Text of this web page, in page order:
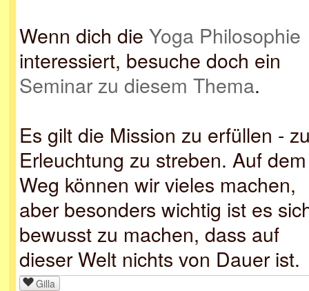
Wenn dich die Yoga Philosophie
interessiert, besuche doch ein
Seminar zu diesem Thema.
Es gilt die Mission zu erfüllen -
Erleuchtung zu streben. Auf dem
Weg können wir vieles machen,
aber besonders wichtig ist es
bewusst zu machen, dass auf
dieser Welt nichts von Dauer ist.
Gilla